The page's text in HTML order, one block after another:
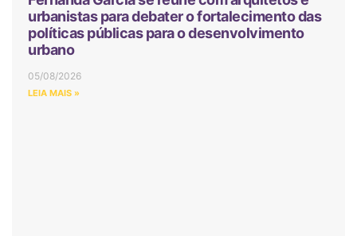
urbanistas para debater o fortalecimento das
políticas públicas para o desenvolvimento
urbano
05/08/2026
LEIA MAIS »